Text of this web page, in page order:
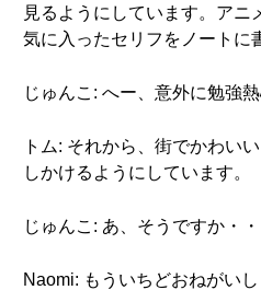
見るようにしています。アニ
気に入ったセリフをノートに
じゅんこ: へー、意外に勉強熱
トム: それから、街でかわい
しかけるようにしています。
じゅんこ: あ、そうですか・・
Naomi: もういちどおねがい